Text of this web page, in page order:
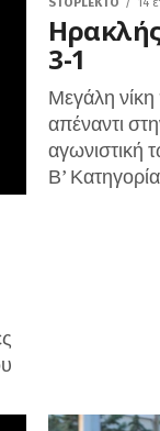
3-1
Μεγάλη
απέναντι
αγωνιστική
Β’